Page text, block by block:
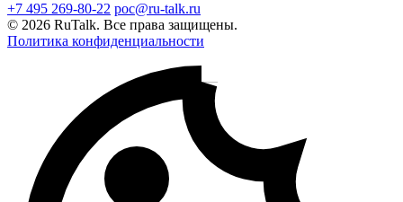
+7 495 269-80-22 poc@ru-talk.ru
© 2026 RuTalk. Все права защищены.
Политика конфиденциальности